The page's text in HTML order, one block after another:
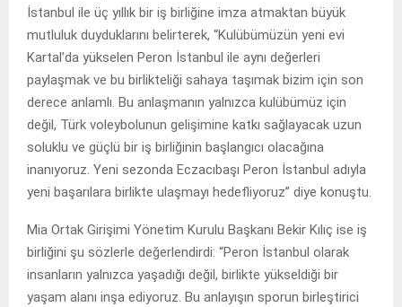
İstanbul ile üç yıllık bir iş birliğine imza atmaktan büyük
mutluluk duyduklarını belirterek, “Kulübümüzün yeni evi
Kartal’da yükselen Peron İstanbul ile aynı değerleri
paylaşmak ve bu birlikteliği sahaya taşımak bizim için son
derece anlamlı. Bu anlaşmanın yalnızca kulübümüz için
değil, Türk voleybolunun gelişimine katkı sağlayacak uzun
soluklu ve güçlü bir iş birliğinin başlangıcı olacağına
inanıyoruz. Yeni sezonda Eczacıbaşı Peron İstanbul adıyla
yeni başarılara birlikte ulaşmayı hedefliyoruz” diye konuştu.
Mia Ortak Girişimi Yönetim Kurulu Başkanı Bekir Kılıç ise iş
birliğini şu sözlerle değerlendirdi: “Peron İstanbul olarak
insanların yalnızca yaşadığı değil, birlikte yükseldiği bir
yaşam alanı inşa ediyoruz. Bu anlayışın sporun birleştirici